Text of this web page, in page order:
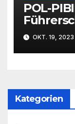
POL-
Einfluss
OKT. 19, 2023
Kategorien